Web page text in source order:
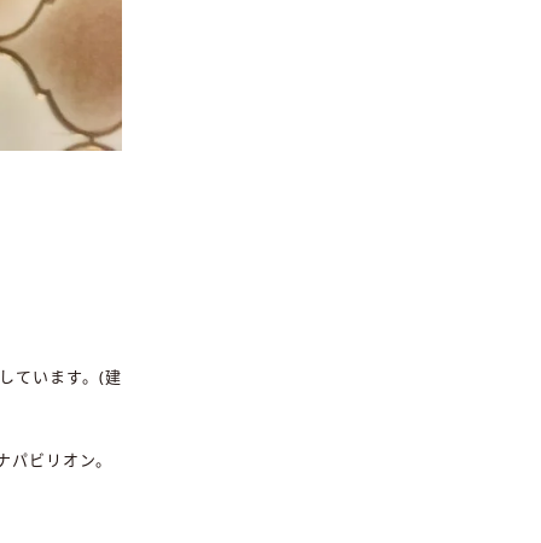
ています。(建
ビリオン。